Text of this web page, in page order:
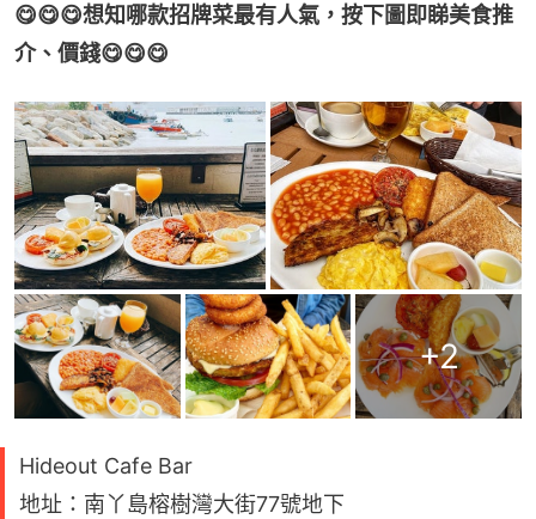
😋😋😋想知哪款招牌菜最有人氣， 按下圖即睇美食推
介、價錢😋😋😋
+2
Hideout Cafe Bar
地址：南丫島榕樹灣大街77號地下